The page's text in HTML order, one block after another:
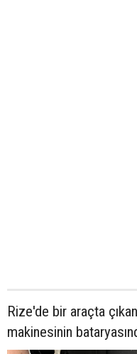
Rize'de bir araçta
makinesinin